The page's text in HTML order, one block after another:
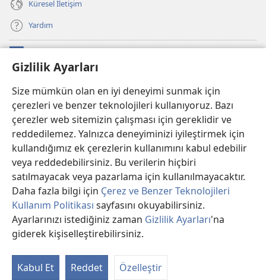
Gizlilik Ayarları
Size mümkün olan en iyi deneyimi sunmak için
çerezleri ve benzer teknolojileri kullanıyoruz. Bazı
çerezler web sitemizin çalışması için gereklidir ve
reddedilemez. Yalnızca deneyiminizi iyileştirmek için
kullandığımız ek çerezlerin kullanımını kabul edebilir
veya reddedebilirsiniz. Bu verilerin hiçbiri
satılmayacak veya pazarlama için kullanılmayacaktır.
Daha fazla bilgi için Çerez ve Benzer Teknolojileri
Kullanım Politikası sayfasını okuyabilirsiniz.
Ayarlarınızı istediğiniz zaman Gizlilik Ayarları'na
giderek kişiselleştirebilirsiniz.
Kabul Et Reddet Özelleştir
Küresel İletişim
Yardım
(yeni
pencere
Watchtower ONLINE KÜTÜPHANE
(yeni
pencere
açar)
JW Hub ®
(yeni
pencere
açar)
®
Watchtower Library®
Copyright© 2026 Watch Tower Bible and Tract Society of PA.
KULLANIM ŞARTLARI|GİZLİLİK POLİTİKASI